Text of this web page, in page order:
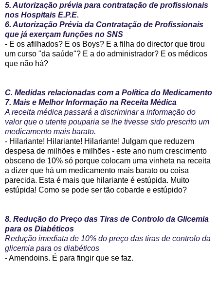
5. Autorização prévia para contratação de profissionais
nos Hospitais E.P.E.
6. Autorização Prévia da Contratação de Profissionais
que já exerçam funções no SNS
- E os afilhados? E os Boys? E a filha do director que tirou
um curso "da saúde"? E a do administrador? E os médicos
que não há?
C. Medidas relacionadas com a Política do Medicamento
7. Mais e Melhor Informação na Receita Médica
A receita médica passará a discriminar a informação do
valor que o utente pouparia se lhe tivesse sido prescrito um
medicamento mais barato.
- Hilariante! Hilariante! Hilariante! Julgam que reduzem
despesa de milhões e milhões - este ano num crescimento
obsceno de 10% só porque colocam uma vinheta na receita
a dizer que há um medicamento mais barato ou coisa
parecida. Esta é mais que hilariante é estúpida. Muito
estúpida! Como se pode ser tão cobarde e estúpido?
8. Redução do Preço das Tiras de Controlo da Glicemia
para os Diabéticos
Redução imediata de 10% do preço das tiras de controlo da
glicemia para os diabéticos
- Amendoins. É para fingir que se faz.